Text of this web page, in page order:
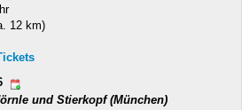
12 km)
und Stierkopf (München)